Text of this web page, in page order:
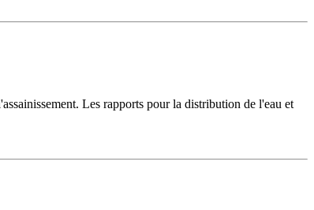
Les rapports pour la distribution de l'eau et